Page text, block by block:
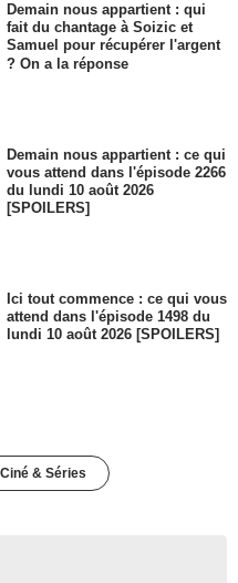
Demain nous appartient : qui
fait du chantage à Soizic et
Samuel pour récupérer l'argent
? On a la réponse
Demain nous appartient : ce qui
vous attend dans l'épisode 2266
du lundi 10 août 2026
[SPOILERS]
Ici tout commence : ce qui vous
attend dans l'épisode 1498 du
lundi 10 août 2026 [SPOILERS]
& Séries